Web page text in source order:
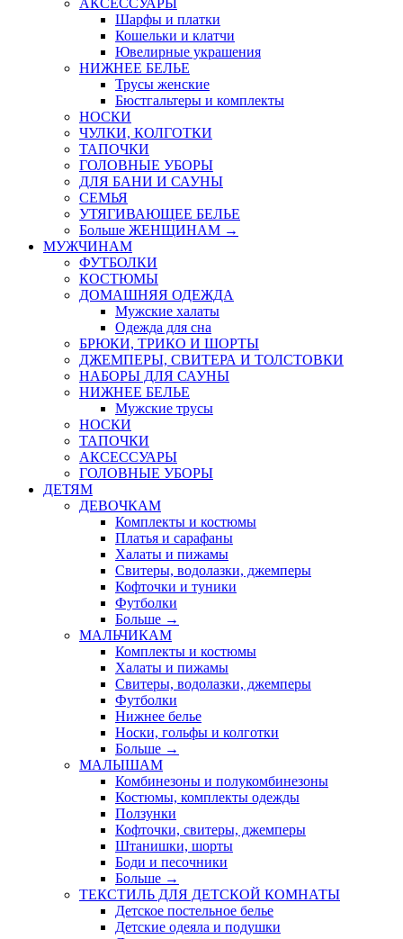
AКСЕССУАРЫ
Шарфы и платки
Кошельки и клатчи
Ювелирные украшения
НИЖНЕЕ БЕЛЬЕ
Трусы женские
Бюстгальтеры и комплекты
НОСКИ
ЧУЛКИ, КОЛГОТКИ
ТАПОЧКИ
ГОЛОВНЫЕ УБОРЫ
ДЛЯ БАНИ И САУНЫ
СЕМЬЯ
УТЯГИВАЮЩЕЕ БЕЛЬЕ
Больше ЖЕНЩИНАМ →
МУЖЧИНАМ
ФУТБОЛКИ
КОСТЮМЫ
ДОМАШНЯЯ ОДЕЖДА
Мужские халаты
Одежда для сна
БРЮКИ, ТРИКО И ШОРТЫ
ДЖЕМПЕРЫ, СВИТЕРА И ТОЛСТОВКИ
НАБОРЫ ДЛЯ САУНЫ
НИЖНЕЕ БЕЛЬЕ
Мужские трусы
НОСКИ
ТАПОЧКИ
АКСЕССУАРЫ
ГОЛОВНЫЕ УБОРЫ
ДЕТЯМ
ДЕВОЧКАМ
Комплекты и костюмы
Платья и сарафаны
Халаты и пижамы
Свитеры, водолазки, джемперы
Кофточки и туники
Футболки
Больше →
МАЛЬЧИКАМ
Комплекты и костюмы
Халаты и пижамы
Свитеры, водолазки, джемперы
Футболки
Нижнее белье
Носки, гольфы и колготки
Больше →
МАЛЫШАМ
Комбинезоны и полукомбинезоны
Костюмы, комплекты одежды
Ползунки
Кофточки, свитеры, джемперы
Штанишки, шорты
Боди и песочники
Больше →
ТЕКСТИЛЬ ДЛЯ ДЕТСКОЙ КОМНАТЫ
Детское постельное белье
Детские одеяла и подушки